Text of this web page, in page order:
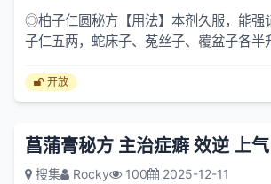
◎柏子仁圆秘方【用法】本剂久服，能强
子仁五两，蛇床子、菟丝子、覆盆子各半
三两，...
开放
搜集 Rocky 100 2025-12-11